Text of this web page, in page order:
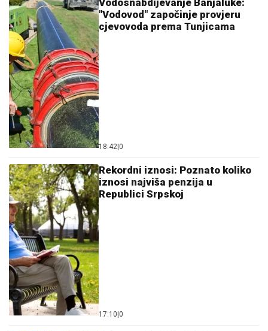
Vodosnabdijevanje Banjaluke:
"Vodovod" započinje provjeru
cjevovoda prema Tunjicama
18:42 0
Rekordni iznosi: Poznato koliko
iznosi najviša penzija u
Republici Srpskoj
17:10 0